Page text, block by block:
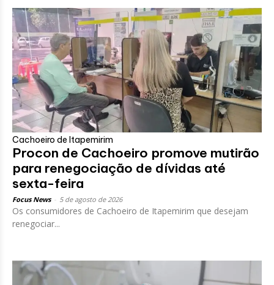
Cachoeiro de Itapemirim
Procon de Cachoeiro promove mutirão
para renegociação de dívidas até
sexta-feira
Focus News 5 de agosto de 2026
Os consumidores de Cachoeiro de Itapemirim que desejam
renegociar...